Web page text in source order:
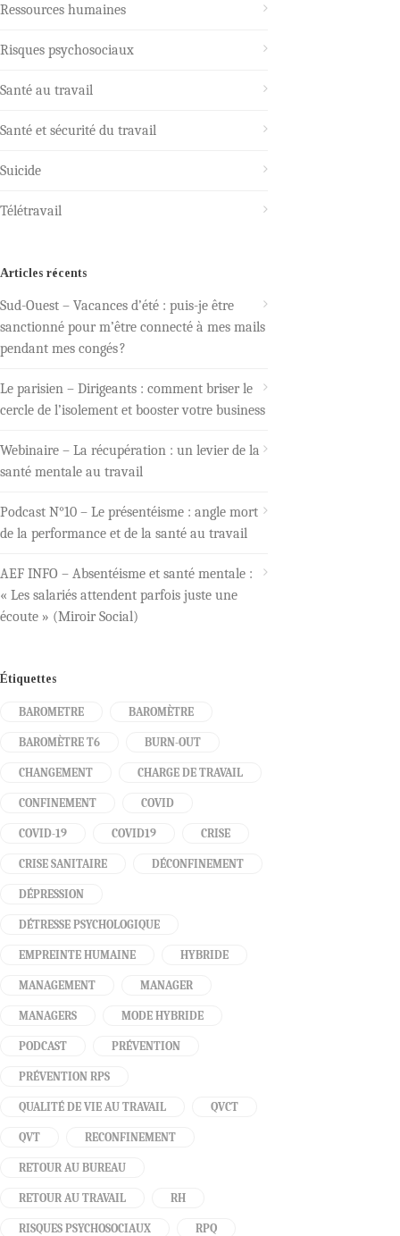
Ressources humaines
Risques psychosociaux
Santé au travail
Santé et sécurité du travail
Suicide
Télétravail
Articles récents
Sud-Ouest – Vacances d’été : puis-je être
sanctionné pour m’être connecté à mes mails
pendant mes congés ?
Le parisien – Dirigeants : comment briser le
cercle de l’isolement et booster votre business
Webinaire – La récupération : un levier de la
santé mentale au travail
Podcast N°10 – Le présentéisme : angle mort
de la performance et de la santé au travail
AEF INFO – Absentéisme et santé mentale :
« Les salariés attendent parfois juste une
écoute » (Miroir Social)
Étiquettes
BAROMETRE BAROMÈTRE
BAROMÈTRE T6 BURN-OUT
CHANGEMENT CHARGE DE TRAVAIL
CONFINEMENT COVID
COVID-19 COVID19 CRISE
CRISE SANITAIRE DÉCONFINEMENT
DÉPRESSION
DÉTRESSE PSYCHOLOGIQUE
EMPREINTE HUMAINE HYBRIDE
MANAGEMENT MANAGER
MANAGERS MODE HYBRIDE
PODCAST PRÉVENTION
PRÉVENTION RPS
QUALITÉ DE VIE AU TRAVAIL QVCT
QVT RECONFINEMENT
RETOUR AU BUREAU
RETOUR AU TRAVAIL RH
RISQUES PSYCHOSOCIAUX RPQ